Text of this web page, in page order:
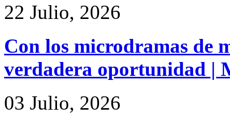
22 Julio, 2026
Con los microdramas de
verdadera oportunidad |
03 Julio, 2026